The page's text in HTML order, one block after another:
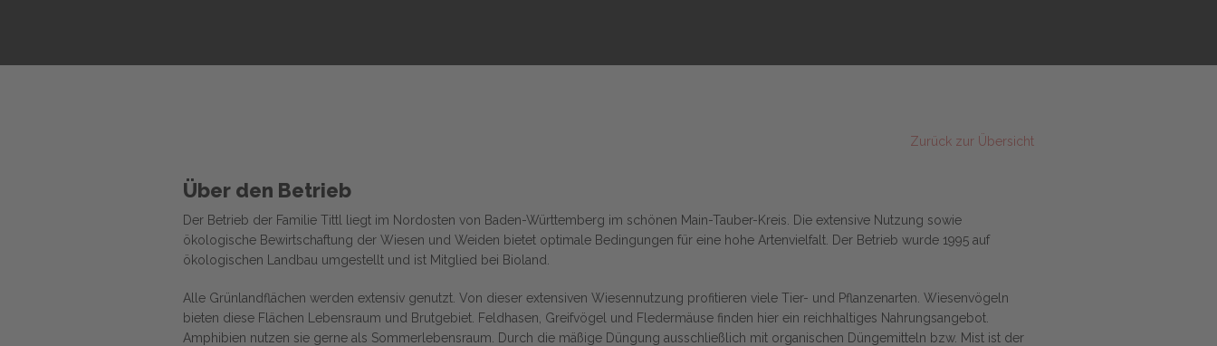
Zurück zur Übersicht
Über den Betrieb
Der Betrieb der Familie Tittl liegt im Nordosten von Baden-Württemberg im schönen Main-Tauber-Kreis. Die extensive Nutzung sowie
ökologische Bewirtschaftung der Wiesen und Weiden bietet optimale Bedingungen für eine hohe Artenvielfalt. Der Betrieb wurde 1995 auf
ökologischen Landbau umgestellt und ist Mitglied bei Bioland.
Alle Grünlandflächen werden extensiv genutzt. Von dieser extensiven Wiesennutzung profitieren viele Tier- und Pflanzenarten. Wiesenvögeln
bieten diese Flächen Lebensraum und Brutgebiet. Feldhasen, Greifvögel und Fledermäuse finden hier ein reichhaltiges Nahrungsangebot.
Amphibien nutzen sie gerne als Sommerlebensraum. Durch die mäßige Düngung ausschließlich mit organischen Düngemitteln bzw. Mist ist der